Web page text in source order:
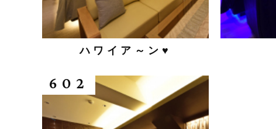
ハワイア～ン♥
602